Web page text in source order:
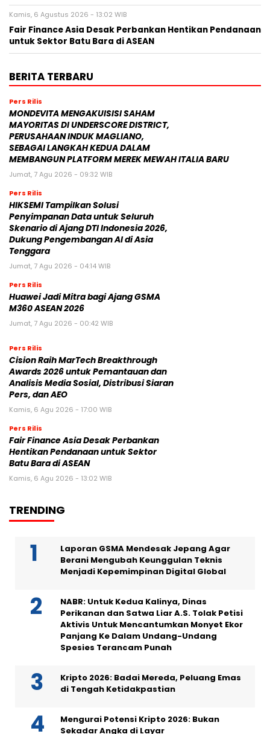
Kamis, 6 Agustus 2026 - 13:02 WIB
Fair Finance Asia Desak Perbankan Hentikan Pendanaan
untuk Sektor Batu Bara di ASEAN
BERITA TERBARU
Pers Rilis
MONDEVITA MENGAKUISISI SAHAM
MAYORITAS DI UNDERSCORE DISTRICT,
PERUSAHAAN INDUK MAGLIANO,
SEBAGAI LANGKAH KEDUA DALAM
MEMBANGUN PLATFORM MEREK MEWAH ITALIA BARU
Jumat, 7 Agu 2026 - 09:32 WIB
Pers Rilis
HIKSEMI Tampilkan Solusi
Penyimpanan Data untuk Seluruh
Skenario di Ajang DTI Indonesia 2026,
Dukung Pengembangan AI di Asia
Tenggara
Jumat, 7 Agu 2026 - 04:14 WIB
Pers Rilis
Huawei Jadi Mitra bagi Ajang GSMA
M360 ASEAN 2026
Jumat, 7 Agu 2026 - 00:42 WIB
Pers Rilis
Cision Raih MarTech Breakthrough
Awards 2026 untuk Pemantauan dan
Analisis Media Sosial, Distribusi Siaran
Pers, dan AEO
Kamis, 6 Agu 2026 - 17:00 WIB
Pers Rilis
Fair Finance Asia Desak Perbankan
Hentikan Pendanaan untuk Sektor
Batu Bara di ASEAN
Kamis, 6 Agu 2026 - 13:02 WIB
TRENDING
Laporan GSMA Mendesak Jepang Agar
Berani Mengubah Keunggulan Teknis
Menjadi Kepemimpinan Digital Global
NABR: Untuk Kedua Kalinya, Dinas
Perikanan dan Satwa Liar A.S. Tolak Petisi
Aktivis Untuk Mencantumkan Monyet Ekor
Panjang Ke Dalam Undang-Undang
Spesies Terancam Punah
Kripto 2026: Badai Mereda, Peluang Emas
di Tengah Ketidakpastian
Mengurai Potensi Kripto 2026: Bukan
Sekadar Angka di Layar